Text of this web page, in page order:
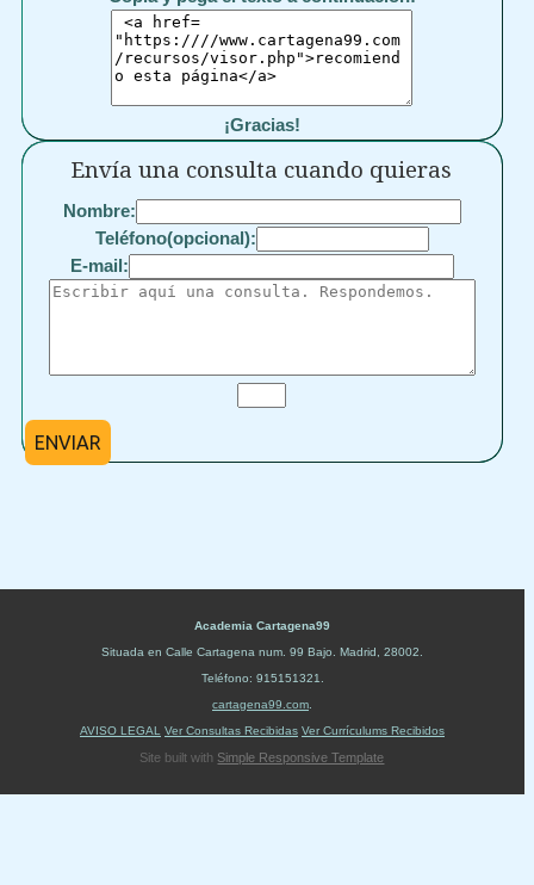
¡Gracias!
Envía una consulta cuando quieras
Nombre:
Teléfono(opcional):
E-mail:
ENVIAR
Academia Cartagena99
Situada en Calle Cartagena num. 99 Bajo Madrid 28002
Teléfono: 915151321
cartagena99.com
AVISO LEGAL
Ver Consultas Recibidas Ver Currículums Recibidos
Site built with Simple Responsive Template